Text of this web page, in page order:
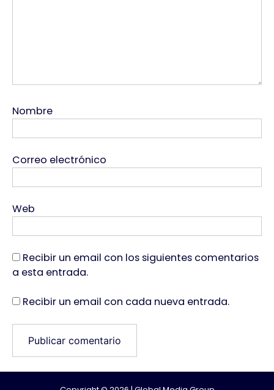
Nombre
Correo electrónico
Web
Recibir un email con los siguientes comentarios
a esta entrada.
Recibir un email con cada nueva entrada.